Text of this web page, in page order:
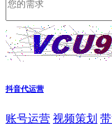
抖音代运营
账号运营 视频策划